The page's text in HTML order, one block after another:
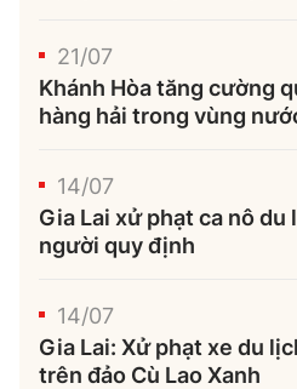
21/07
Khánh Hòa tăng cường
hàng hải trong vùng
14/07
Gia Lai xử phạt ca nô du
người quy định
14/07
Gia Lai: Xử phạt xe du
trên đảo Cù Lao Xanh